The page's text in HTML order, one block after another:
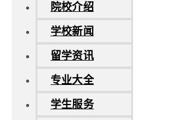
院校介绍
学校新闻
留学资讯
专业大全
学生服务